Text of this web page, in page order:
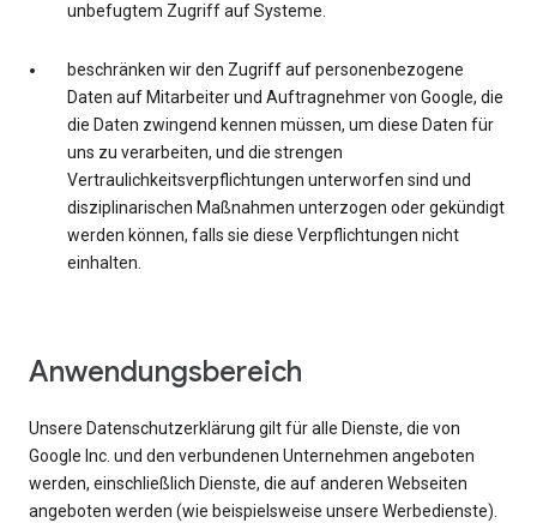
unbefugtem Zugriff auf Systeme.
beschränken wir den Zugriff auf personenbezogene
Daten auf Mitarbeiter und Auftragnehmer von Google, die
die Daten zwingend kennen müssen, um diese Daten für
uns zu verarbeiten, und die strengen
Vertraulichkeitsverpflichtungen unterworfen sind und
disziplinarischen Maßnahmen unterzogen oder gekündigt
werden können, falls sie diese Verpflichtungen nicht
einhalten.
Anwendungsbereich
Unsere Datenschutzerklärung gilt für alle Dienste, die von
Google Inc. und den verbundenen Unternehmen angeboten
werden, einschließlich Dienste, die auf anderen Webseiten
angeboten werden (wie beispielsweise unsere Werbedienste).